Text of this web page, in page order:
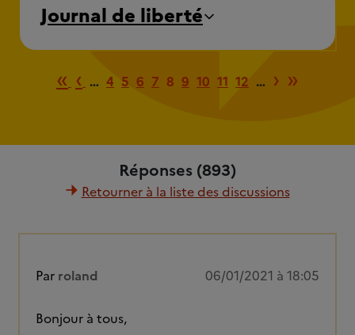
Journal de liberté
Première page
« Page précédente
‹ … 4 5 6 7 8 9 10 11 12 … Page
› »
Réponses (893)
Retourner à la liste des discussions
Par roland 06/01/2021 à 18:05
Bonjour à tous,